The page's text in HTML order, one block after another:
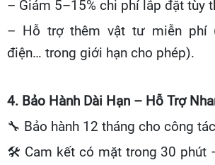
– Giảm 5–15% chi phí lắp đặt tùy
– Hỗ trợ thêm vật tư miễn phí
điện… trong giới hạn cho phép).
4. Bảo Hành Dài Hạn – Hỗ Trợ
🔧 Bảo hành 12 tháng cho công
🛠 Cam kết có mặt trong 30 phút